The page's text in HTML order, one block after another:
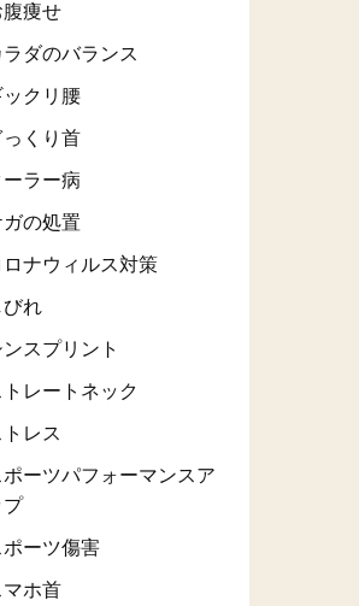
腹痩せ
ラダのバランス
ックリ腰
っくり首
ーラー病
ガの処置
ロナウィルス対策
びれ
ンスプリント
トレートネック
トレス
ポーツパフォーマンスア
プ
ポーツ傷害
マホ首